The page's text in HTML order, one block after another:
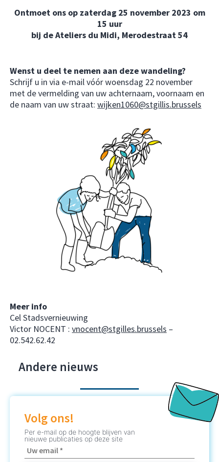
Ontmoet ons op zaterdag 25 november 2023 om
15 uur
bij de Ateliers du Midi, Merodestraat 54
Wenst u deel te nemen aan deze wandeling?
Schrijf u in via e-mail vóór woensdag 22 november
met de vermelding van uw achternaam, voornaam en
de naam van uw straat: wijken1060@stgillis.brussels
Meer info
Cel Stadsvernieuwing
Victor NOCENT : vnocent@stgilles.brussels –
02.542.62.42
Andere nieuws
Volg ons!
Per e-mail op de hoogte blijven van
nieuwe publicaties op deze site